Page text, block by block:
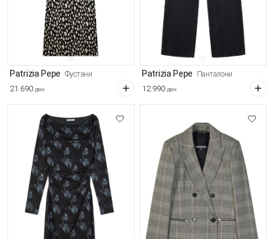
Patrizia Pepe Фустани
21.690 ден
Patrizia Pepe Панталони
12.990 ден